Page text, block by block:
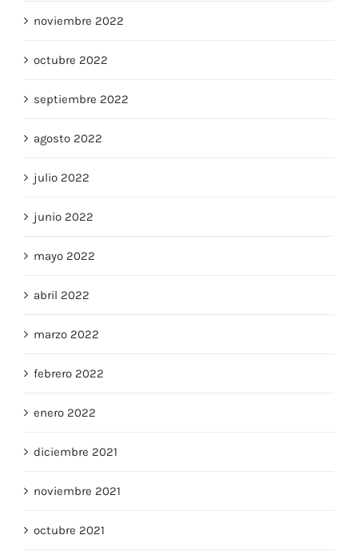
noviembre 2022
octubre 2022
septiembre 2022
agosto 2022
julio 2022
junio 2022
mayo 2022
abril 2022
marzo 2022
febrero 2022
enero 2022
diciembre 2021
noviembre 2021
octubre 2021